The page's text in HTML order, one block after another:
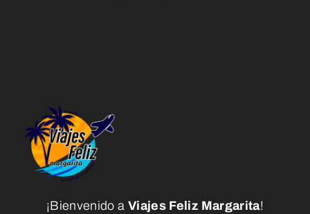
¡Bienvenido a Viajes Feliz Margarita!